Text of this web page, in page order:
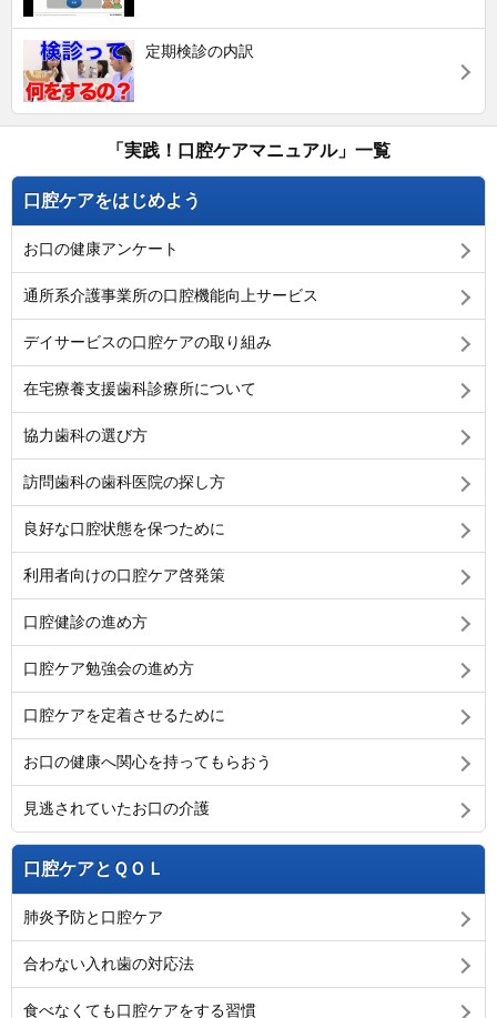
定期検診の内訳
「実践！口腔ケアマニュアル」一覧
口腔ケアをはじめよう
お口の健康アンケート
通所系介護事業所の口腔機能向上サービス
デイサービスの口腔ケアの取り組み
在宅療養支援歯科診療所について
協力歯科の選び方
訪問歯科の歯科医院の探し方
良好な口腔状態を保つために
利用者向けの口腔ケア啓発策
口腔健診の進め方
口腔ケア勉強会の進め方
口腔ケアを定着させるために
お口の健康へ関心を持ってもらおう
見逃されていたお口の介護
口腔ケアとＱＯＬ
肺炎予防と口腔ケア
合わない入れ歯の対応法
食べなくても口腔ケアをする習慣